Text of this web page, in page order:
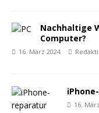
Nachhaltige
Computer?
16. März 2024
16.